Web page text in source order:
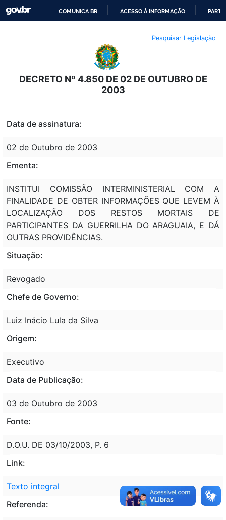
O
CONTEÚDO
COMUNICA BR ACESSO À INFORMAÇÃO
Pesquisar Legislação
DECRETO Nº 4.850 DE 02 DE OUTUBRO DE
2003
Data de assinatura:
02 de Outubro de 2003
Ementa:
INSTITUI COMISSÃO INTERMINISTERIAL COM A
FINALIDADE DE OBTER INFORMAÇÕES QUE LEVEM À
LOCALIZAÇÃO DOS RESTOS MORTAIS DE
PARTICIPANTES DA GUERRILHA DO ARAGUAIA, E DÁ
OUTRAS PROVIDÊNCIAS.
Situação:
Revogado
Chefe de Governo:
Luiz Inácio Lula da Silva
Origem:
Executivo
Data de Publicação:
03 de Outubro de 2003
Fonte:
D.O.U. DE 03/10/2003, P. 6
Link:
Texto integral
Referenda: